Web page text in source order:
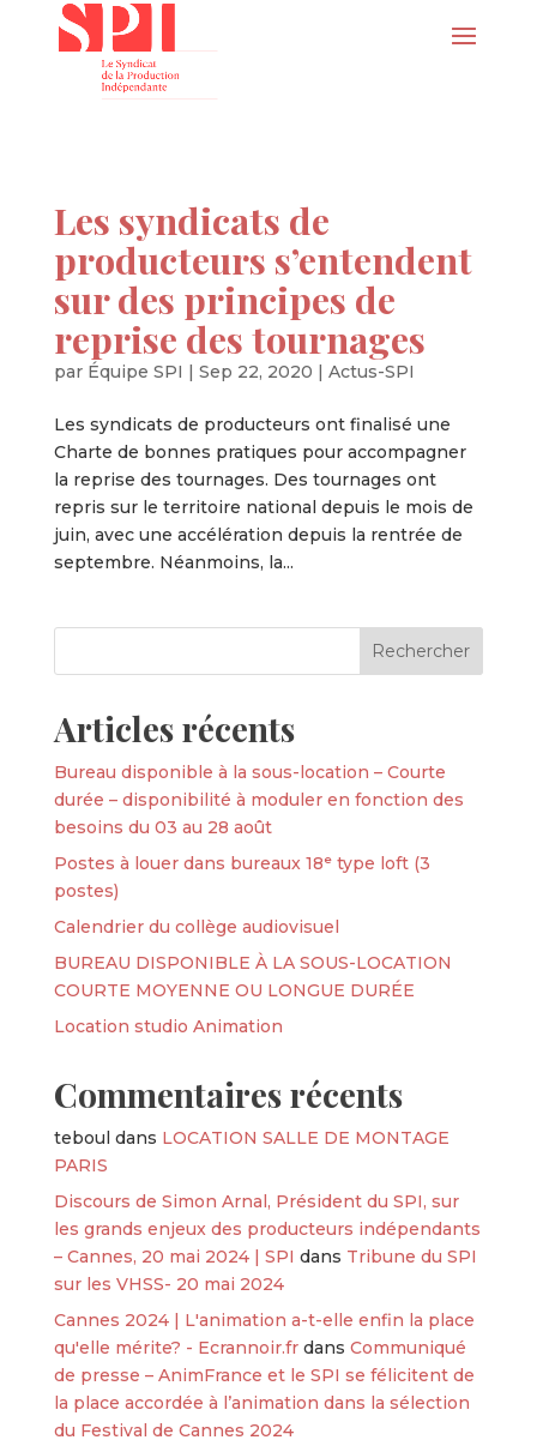
Les syndicats de
producteurs s’entendent
sur des principes de
reprise des tournages
par Équipe SPI | Sep 22, 2020 | Actus-SPI
Les syndicats de producteurs ont finalisé une
Charte de bonnes pratiques pour accompagner
la reprise des tournages. Des tournages ont
repris sur le territoire national depuis le mois de
juin, avec une accélération depuis la rentrée de
septembre. Néanmoins, la...
Articles récents
Bureau disponible à la sous-location – Courte
durée – disponibilité à moduler en fonction des
besoins du 03 au 28 août
Postes à louer dans bureaux 18ᵉ type loft (3
postes)
Calendrier du collège audiovisuel
BUREAU DISPONIBLE À LA SOUS-LOCATION
COURTE MOYENNE OU LONGUE DURÉE
Location studio Animation
Commentaires récents
teboul dans LOCATION SALLE DE MONTAGE
PARIS
Discours de Simon Arnal, Président du SPI, sur
les grands enjeux des producteurs indépendants
– Cannes, 20 mai 2024 | SPI dans Tribune du SPI
sur les VHSS- 20 mai 2024
Cannes 2024 | L'animation a-t-elle enfin la place
qu'elle mérite? - Ecrannoir.frdans Communiqué
de presse – AnimFrance et le SPI se félicitent de
la place accordée à l’animation dans la sélection
du Festival de Cannes 2024